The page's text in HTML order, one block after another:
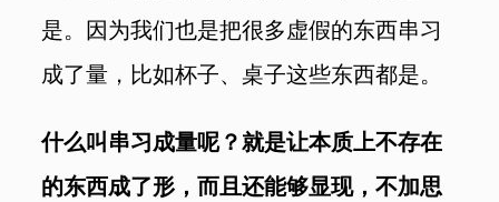
是。因为我们也是把很多虚假的东西串习
成了量，比如杯子、桌子这些东西都是。
什么叫串习成量呢？就是让本质上不存在
的东西成了形，而且还能够显现，不加思